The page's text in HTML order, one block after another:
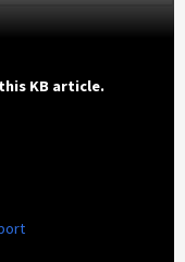
KB article.